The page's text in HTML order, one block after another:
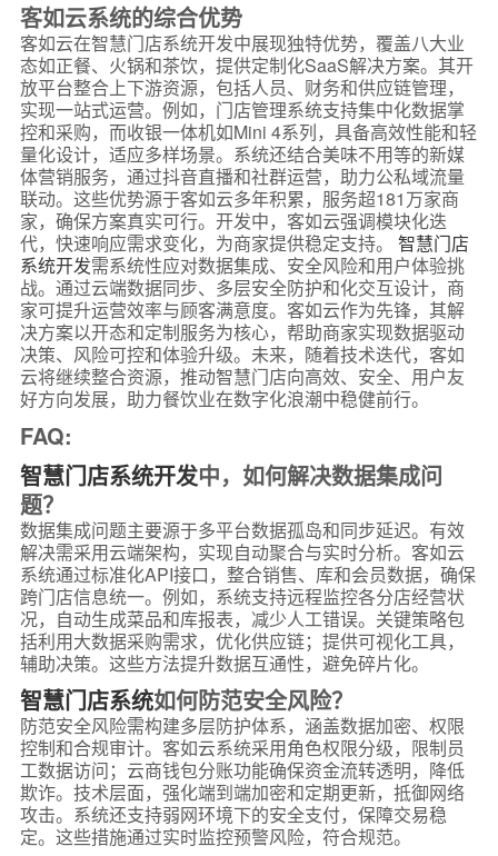
客如云系统的综合优势
客如云在智慧门店系统开发中展现独特优势，覆盖八大业
态如正餐、火锅和茶饮，提供定制化SaaS解决方案。其开
放平台整合上下游资源，包括人员、财务和供应链管理，
实现一站式运营。例如，门店管理系统支持集中化数据掌
控和采购，而收银一体机如Mini 4系列，具备高效性能和轻
量化设计，适应多样场景。系统还结合美味不用等的新媒
体营销服务，通过抖音直播和社群运营，助力公私域流量
联动。这些优势源于客如云多年积累，服务超181万家商
家，确保方案真实可行。开发中，客如云强调模块化迭
代，快速响应需求变化，为商家提供稳定支持。 智慧门店
系统开发需系统性应对数据集成、安全风险和用户体验挑
战。通过云端数据同步、多层安全防护和化交互设计，商
家可提升运营效率与顾客满意度。客如云作为先锋，其解
决方案以开态和定制服务为核心，帮助商家实现数据驱动
决策、风险可控和体验升级。未来，随着技术迭代，客如
云将继续整合资源，推动智慧门店向高效、安全、用户友
好方向发展，助力餐饮业在数字化浪潮中稳健前行。
FAQ:
智慧门店系统开发中，如何解决数据集成问
题？
数据集成问题主要源于多平台数据孤岛和同步延迟。有效
解决需采用云端架构，实现自动聚合与实时分析。客如云
系统通过标准化API接口，整合销售、库和会员数据，确保
跨门店信息统一。例如，系统支持远程监控各分店经营状
况，自动生成菜品和库报表，减少人工错误。关键策略包
括利用大数据采购需求，优化供应链；提供可视化工具，
辅助决策。这些方法提升数据互通性，避免碎片化。
智慧门店系统如何防范安全风险？
防范安全风险需构建多层防护体系，涵盖数据加密、权限
控制和合规审计。客如云系统采用角色权限分级，限制员
工数据访问；云商钱包分账功能确保资金流转透明，降低
欺诈。技术层面，强化端到端加密和定期更新，抵御网络
攻击。系统还支持弱网环境下的安全支付，保障交易稳
定。这些措施通过实时监控预警风险，符合规范。